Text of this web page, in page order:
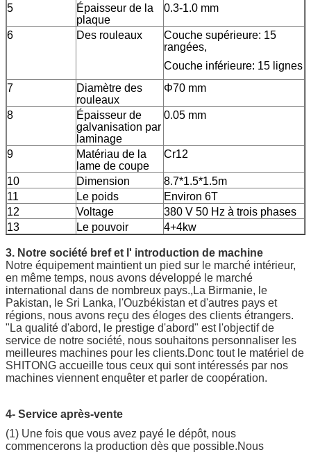
5
Épaisseur de la
plaque
0.3-1.0 mm
6 Des rouleaux
Couche supérieure: 15
rangées,
Couche inférieure: 15 lignes
7
Diamètre des
rouleaux
Φ70 mm
8
Épaisseur de
galvanisation par
laminage
0.05 mm
9
Matériau de la
lame de coupe
Cr12
10 Dimension
8.7*1.5*1.5m
11
Le poids
Environ 6T
12
Voltage
380 V 50 Hz à trois phases
13
Le pouvoir 4+4kw
3. Notre société bref et l' introduction de machine
Notre équipement maintient un pied sur le marché intérieur,
en même temps, nous avons développé le marché
international dans de nombreux pays.,La Birmanie, le
Pakistan, le Sri Lanka, l'Ouzbékistan et d'autres pays et
régions, nous avons reçu des éloges des clients étrangers.
"La qualité d'abord, le prestige d'abord" est l'objectif de
service de notre société, nous souhaitons personnaliser les
meilleures machines pour les clients.Donc tout le matériel de
SHITONG accueille tous ceux qui sont intéressés par nos
machines viennent enquêter et parler de coopération.
4- Service après-vente
(1) Une fois que vous avez payé le dépôt, nous
commencerons la production dès que possible.Nous